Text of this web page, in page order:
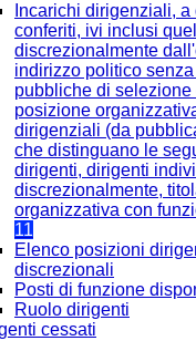
Incarichi dirigenziali,
conferiti, ivi inclusi
discrezionalmente
indirizzo politico
pubbliche di selezione
posizione
dirigenziali (da
che distinguano le
dirigenti, dirigenti
discrezionalmente,
organizzativa con
11
Elenco posizioni
discrezionali
Posti di funzione
Ruolo dirigenti
cessati